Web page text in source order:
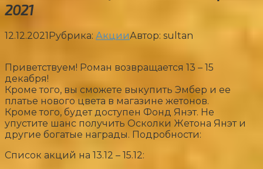
2021
12.12.2021Рубрика: АкцииАвтор: sultan
Приветствуем! Роман возвращается 13 – 15
декабря!
Кроме того, вы сможете выкупить Эмбер и ее
платье нового цвета в магазине жетонов.
Кроме того, будет доступен Фонд Янэт. Не
упустите шанс получить Осколки Жетона Янэт и
другие богатые награды. Подробности:
Список акций на 13.12 – 15.12: